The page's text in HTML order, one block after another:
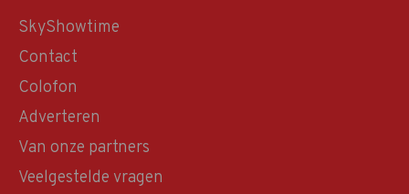
SkyShowtime
Contact
Colofon
Adverteren
Van onze partners
Veelgestelde vragen